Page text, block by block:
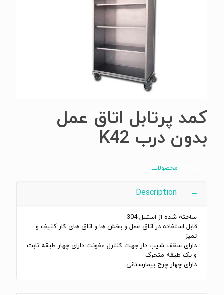
کمد پرتابل اتاق عمل
بدون درب K42
محصولات
Description
ساخته شده از استیل 304
قابل استفاده در اتاق عمل و بخش ها و اتاق های کار کثیف و
تمیز
دارای سقف شیب دار جهت کنترل عفونت دارای چهار طبقه ثابت
و یک طبقه متحرک
دارای چهار چرخ بیمارستانی